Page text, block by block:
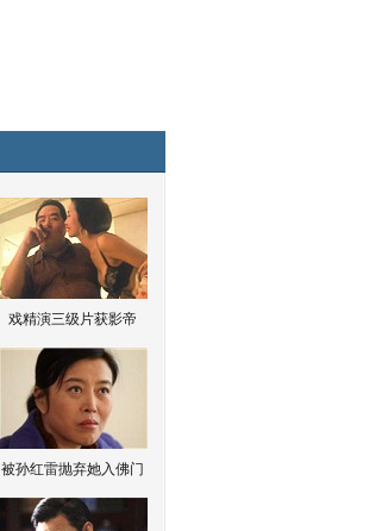
戏精演三级片获影帝
被孙红雷抛弃她入佛门